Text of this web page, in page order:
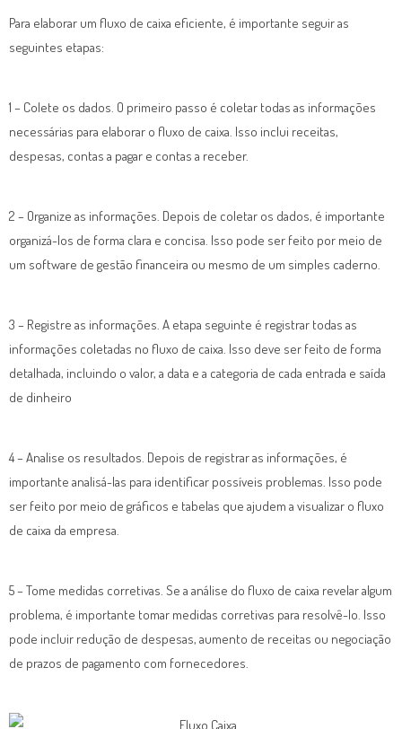
Para elaborar um fluxo de caixa eficiente, é importante seguir as
seguintes etapas:
1 – Colete os dados. O primeiro passo é coletar todas as informações
necessárias para elaborar o fluxo de caixa. Isso inclui receitas,
despesas, contas a pagar e contas a receber.
2 – Organize as informações. Depois de coletar os dados, é importante
organizá-los de forma clara e concisa. Isso pode ser feito por meio de
um software de gestão financeira ou mesmo de um simples caderno.
3 – Registre as informações. A etapa seguinte é registrar todas as
informações coletadas no fluxo de caixa. Isso deve ser feito de forma
detalhada, incluindo o valor, a data e a categoria de cada entrada e saída
de dinheiro
4 – Analise os resultados. Depois de registrar as informações, é
importante analisá-las para identificar possíveis problemas. Isso pode
ser feito por meio de gráficos e tabelas que ajudem a visualizar o fluxo
de caixa da empresa.
5 – Tome medidas corretivas. Se a análise do fluxo de caixa revelar algum
problema, é importante tomar medidas corretivas para resolvê-lo. Isso
pode incluir redução de despesas, aumento de receitas ou negociação
de prazos de pagamento com fornecedores.